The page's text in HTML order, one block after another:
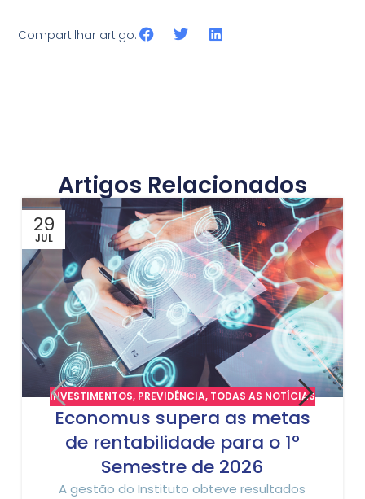
Compartilhar artigo:
Artigos Relacionados
29
JUL
INVESTIMENTOS, PREVIDÊNCIA, TODAS AS NOTÍCIAS
Economus supera as metas
de rentabilidade para o 1º
Semestre de 2026
A gestão do Instituto obteve resultados